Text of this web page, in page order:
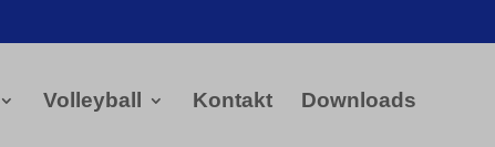
Volleyball Kontakt Downloads